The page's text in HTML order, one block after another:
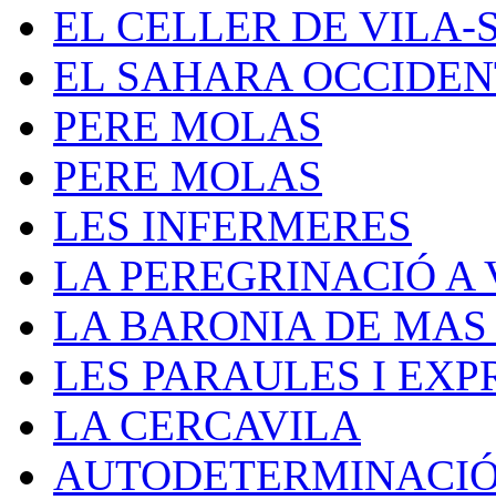
EL CELLER DE VILA-
EL SAHARA
PERE MOLAS
PERE MOLAS
LES INFERMERES
LA PEREGRINACIÓ A
LA BARONIA DE
LES PARAULES I
LA CERCAVILA